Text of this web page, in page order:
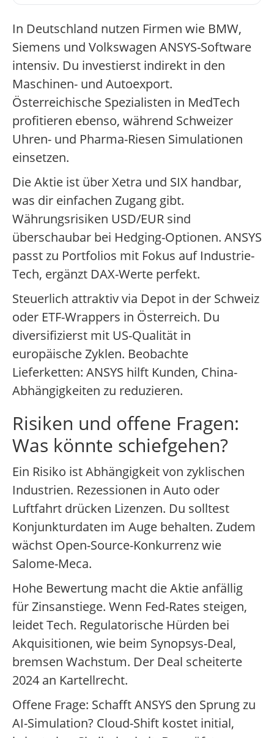
In Deutschland nutzen Firmen wie BMW,
Siemens und Volkswagen ANSYS-Software
intensiv. Du investierst indirekt in den
Maschinen- und Autoexport.
Österreichische Spezialisten in MedTech
profitieren ebenso, während Schweizer
Uhren- und Pharma-Riesen Simulationen
einsetzen.
Die Aktie ist über Xetra und SIX handbar,
was dir einfachen Zugang gibt.
Währungsrisiken USD/EUR sind
überschaubar bei Hedging-Optionen. ANSYS
passt zu Portfolios mit Fokus auf Industrie-
Tech, ergänzt DAX-Werte perfekt.
Steuerlich attraktiv via Depot in der Schweiz
oder ETF-Wrappers in Österreich. Du
diversifizierst mit US-Qualität in
europäische Zyklen. Beobachte
Lieferketten: ANSYS hilft Kunden, China-
Abhängigkeiten zu reduzieren.
Risiken und offene Fragen:
Was könnte schiefgehen?
Ein Risiko ist Abhängigkeit von zyklischen
Industrien. Rezessionen in Auto oder
Luftfahrt drücken Lizenzen. Du solltest
Konjunkturdaten im Auge behalten. Zudem
wächst Open-Source-Konkurrenz wie
Salome-Meca.
Hohe Bewertung macht die Aktie anfällig
für Zinsanstiege. Wenn Fed-Rates steigen,
leidet Tech. Regulatorische Hürden bei
Akquisitionen, wie beim Synopsys-Deal,
bremsen Wachstum. Der Deal scheiterte
2024 an Kartellrecht.
Offene Frage: Schafft ANSYS den Sprung zu
AI-Simulation? Cloud-Shift kostet initial,